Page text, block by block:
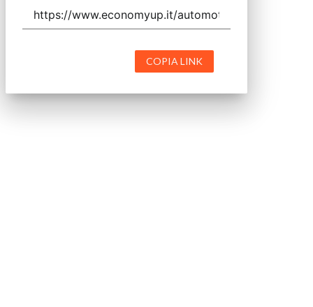
COPIA LINK